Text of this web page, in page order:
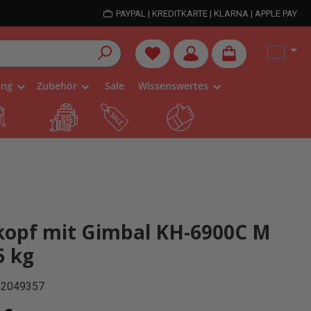
PAYPAL | KREDITKARTE | KLARNA | APPLE PAY
Du hast 0 Produkte auf dem
Zubehör Sale Wissenswertes
mit Gimbal KH-6900C M
kg